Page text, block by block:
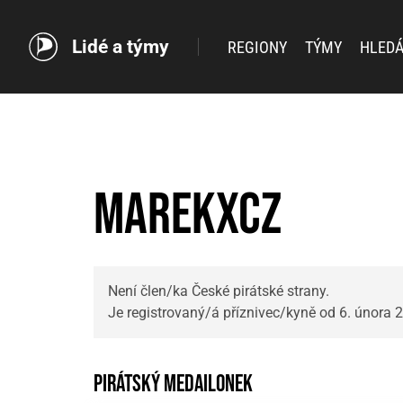
Lidé a týmy REGIONY TÝMY
marekxcz
Není člen/ka České pirátské strany.
Je registrovaný/á příznivec/kyně od 6. února
Pirátský medailonek